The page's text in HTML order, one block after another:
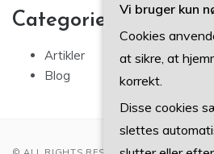
Categories
Artikler
Blog
Vi bruger kun
Cookies
at sikre, at
korrekt.
Disse cookies
slettes